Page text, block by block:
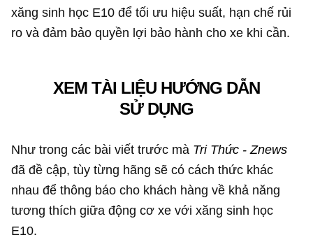
xăng sinh học E10 để tối ưu hiệu suất, hạn chế rủi
ro và đảm bảo quyền lợi bảo hành cho xe khi cần.
XEM TÀI LIỆU HƯỚNG DẪN
SỬ DỤNG
Như trong các bài viết trước mà Tri Thức - Znews
đã đề cập, tùy từng hãng sẽ có cách thức khác
nhau để thông báo cho khách hàng về khả năng
tương thích giữa động cơ xe với xăng sinh học
E10.